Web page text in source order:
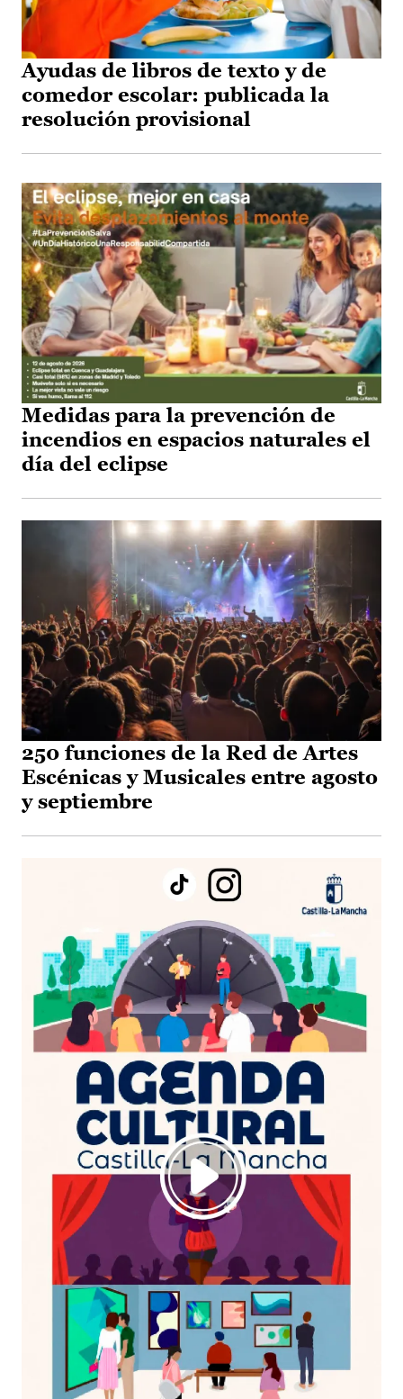
Ayudas de libros de texto y de
comedor escolar: publicada la
resolución provisional
Medidas para la prevención de
incendios en espacios naturales el
día del eclipse
250 funciones de la Red de Artes
Escénicas y Musicales entre agosto
y septiembre